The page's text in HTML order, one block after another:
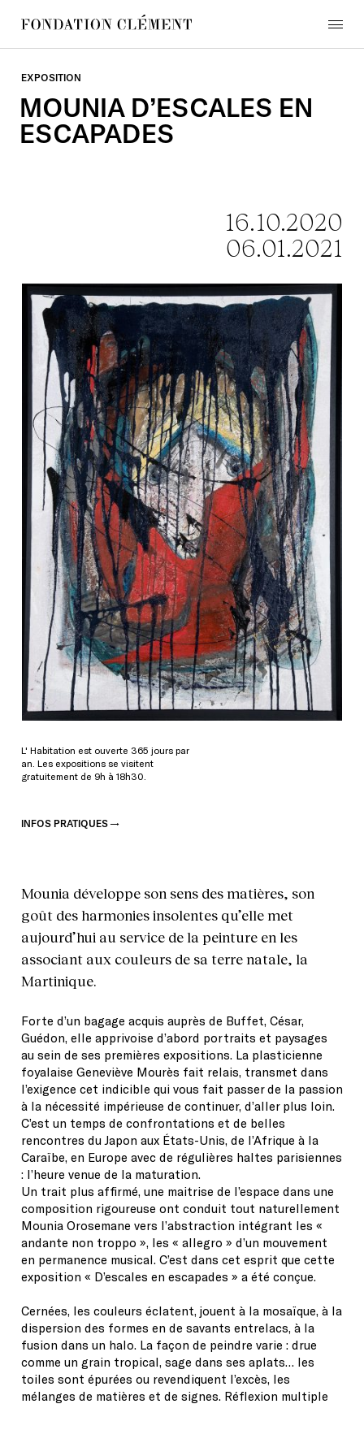
content
menu
EXPOSITION
MOUNIA D’ESCALES EN
ESCAPADES
16.10.2020
06.01.2021
L' Habitation est ouverte 365 jours par
an. Les expositions se visitent
gratuitement de 9h à 18h30.
INFOS PRATIQUES
Mounia développe son sens des matières, son
goût des harmonies insolentes qu’elle met
aujourd’hui au service de la peinture en les
associant aux couleurs de sa terre natale, la
Martinique.
Forte d’un bagage acquis auprès de Buffet, César,
Guédon, elle apprivoise d’abord portraits et paysages
au sein de ses premières expositions. La plasticienne
foyalaise Geneviève Mourès fait relais, transmet dans
l’exigence cet indicible qui vous fait passer de la passion
à la nécessité impérieuse de continuer, d’aller plus loin.
C’est un temps de confrontations et de belles
rencontres du Japon aux États-Unis, de l’Afrique à la
Caraïbe, en Europe avec de régulières haltes parisiennes
: l’heure venue de la maturation.
Un trait plus affirmé, une maitrise de l’espace dans une
composition rigoureuse ont conduit tout naturellement
Mounia Orosemane vers l’abstraction intégrant les «
andante non troppo », les « allegro » d’un mouvement
en permanence musical. C’est dans cet esprit que cette
exposition « D’escales en escapades » a été conçue.
Cernées, les couleurs éclatent, jouent à la mosaïque, à la
dispersion des formes en de savants entrelacs, à la
fusion dans un halo. La façon de peindre varie : drue
comme un grain tropical, sage dans ses aplats… les
toiles sont épurées ou revendiquent l’excès, les
mélanges de matières et de signes. Réflexion multiple